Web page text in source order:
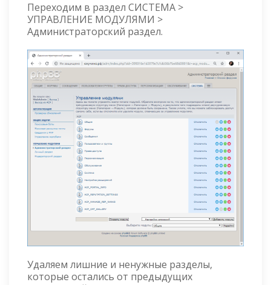
Переходим в раздел СИСТЕМА >
УПРАВЛЕНИЕ МОДУЛЯМИ >
Администраторский раздел.
Удаляем лишние и ненужные разделы,
которые остались от предыдущих